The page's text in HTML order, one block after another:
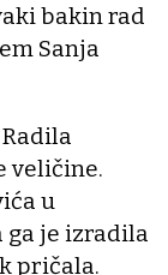
bakin rad
Sanja
veličine.
u
je izradila
pričala.